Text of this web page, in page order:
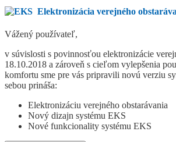
Elektronizácia verejného
Vážený používateľ,
v súvislosti s povinnosťou elektronizácie
18.10.2018 a zároveň s cieľom vylepšenia
komfortu sme pre vás pripravili novú verziu
sebou prináša:
Elektronizáciu verejného obstarávania
Nový dizajn systému EKS
Nové funkcionality systému EKS